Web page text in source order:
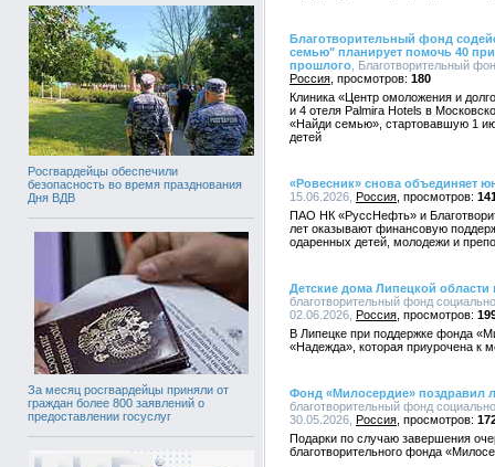
Росгвардейцы обеспечили
безопасность во время празднования
Дня ВДВ
За месяц росгвардейцы приняли от
граждан более 800 заявлений о
предоставлении госуслуг
Благотворительный фонд
семью" планирует помочь 40
прошлого , Благотворительный
Россия
180
Клиника «Центр омоложения и
и 4 отеля Palmira Hotels в
«Найди семью», стартовавшую 1
детей
«Ровесник» снова объединяет
15.06.2026, Россия
ПАО НК «РуссНефть» и
лет оказывают финансовую
одаренных детей, молодежи и
Детские дома Липецкой
благотворительный фонд
02.06.2026, Россия
В Липецке при поддержке фонда
«Надежда», которая приурочена к
Фонд «Милосердие» поздравил
благотворительный фонд
30.05.2026, Россия
Подарки по случаю завершения
благотворительного фонда